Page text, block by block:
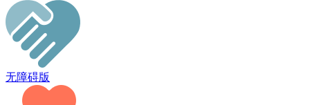
无障碍版